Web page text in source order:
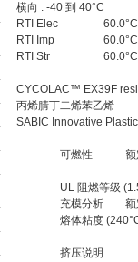
横向 : -40 到 40°C
RTI Elec
60.0°C
RTI Imp
60.0°C
RTI Str
60.0°C
CYCOLAC™ EX39F
丙烯腈丁二烯苯乙烯
SABIC Innovative
可燃性 额
UL 阻燃等级
充模分析
额
熔体粘度
挤压说明